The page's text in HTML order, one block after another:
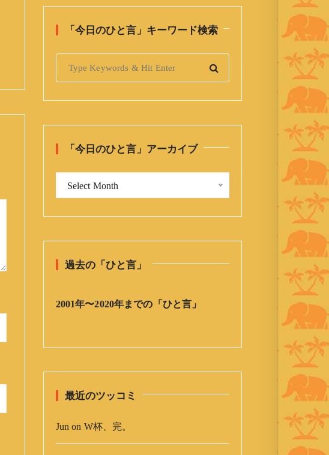
「今日のひと言」キーワード検索
「今日のひと言」アーカイブ
ひ
言
ア
Select Month
過去の「ひと言」
2001年〜2020年までの「ひと言」
最近のツッコミ
Jun on W杯、完。